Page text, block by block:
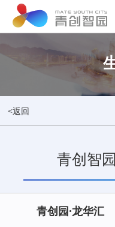
<返回
青创智
青创园·龙华汇